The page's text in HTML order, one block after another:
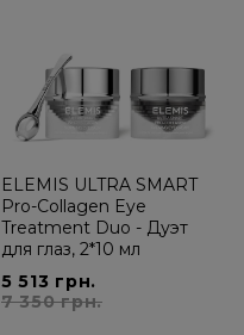
ELEMIS ULTRA SMART
Pro-Collagen Eye
Treatment Duo - Дуэт
для глаз, 2*10 мл
5 513 грн.
7 350 грн.